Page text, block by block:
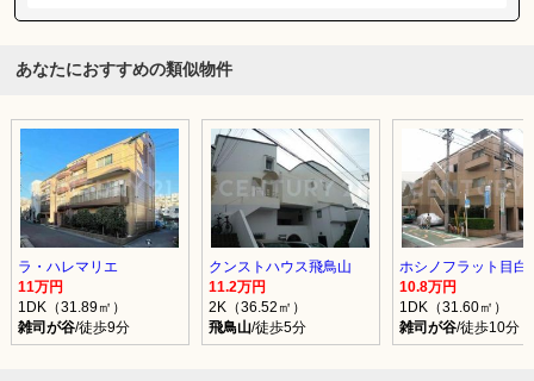
あなたにおすすめの類似物件
ラ・ハレマリエ
11万円
1DK（31.89㎡）
雑司が谷/徒歩9分
クンストハウス飛鳥山
11.2万円
2K（36.52㎡）
飛鳥山/徒歩5分
ホシノフラット目白
10.8万円
1DK（31.60㎡）
雑司が谷/徒歩10分